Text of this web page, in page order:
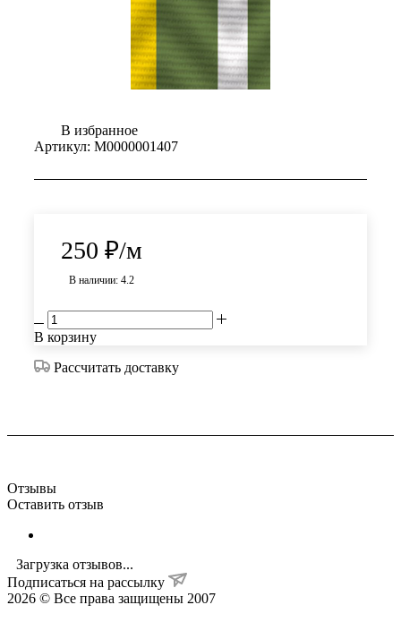
В избранное
Артикул: М0000001407
250 ₽/м
В наличии: 4.2
В корзину
Рассчитать доставку
Отзывы
Оставить отзыв
Загрузка отзывов...
Подписаться на рассылку
2026 © Все права защищены 2007